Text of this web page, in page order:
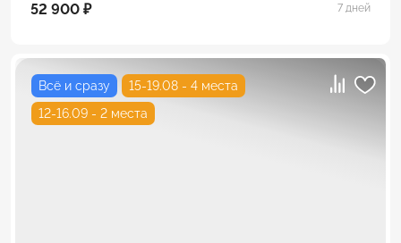
52 900 ₽ 7 дней
Всё и сразу
15-19.08 - 4 места
12-16.09 - 2 места